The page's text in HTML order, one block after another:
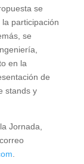
se
participación
se
en la
de
stands y
Jornada,